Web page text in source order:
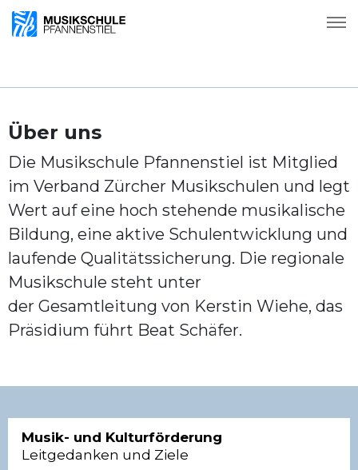
Über uns
Die Musikschule Pfannenstiel ist Mitglied
im Verband Zürcher Musikschulen und legt
Wert auf eine hoch stehende musikalische
Bildung, eine aktive Schulentwicklung und
laufende Qualitätssicherung. Die regionale
Musikschule steht unter
der Gesamtleitung von Kerstin Wiehe, das
Präsidium führt Beat Schäfer.
Musik- und Kulturförderung
Leitgedanken und Ziele